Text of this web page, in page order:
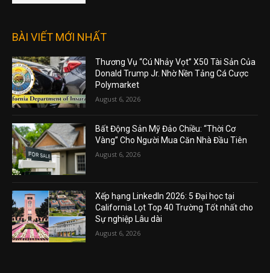
BÀI VIẾT MỚI NHẤT
Thương Vụ “Cú Nhảy Vọt” X50 Tài Sản Của
Donald Trump Jr. Nhờ Nền Tảng Cá Cược
Polymarket
August 6, 2026
Bất Động Sản Mỹ Đảo Chiều: “Thời Cơ
Vàng” Cho Người Mua Căn Nhà Đầu Tiên
August 6, 2026
Xếp hạng LinkedIn 2026: 5 Đại học tại
California Lọt Top 40 Trường Tốt nhất cho
Sự nghiệp Lâu dài
August 6, 2026